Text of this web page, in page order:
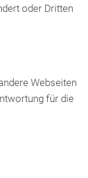
oder Dritten
Webseiten
für die